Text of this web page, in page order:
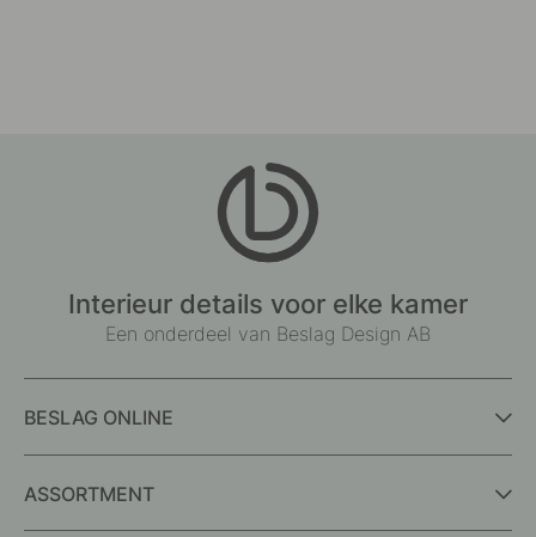
Interieur details voor elke kamer
Een onderdeel van Beslag Design AB
BESLAG ONLINE
ASSORTMENT